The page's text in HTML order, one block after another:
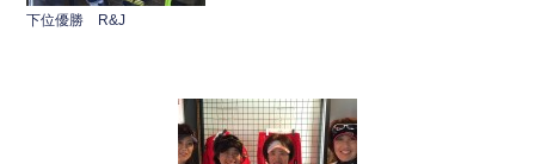
下位優勝 R&J